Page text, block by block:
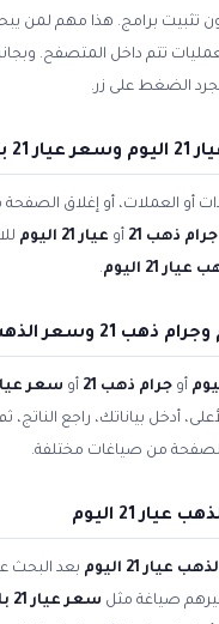
تثبيت برامج. هذا مهم لمن
تتم داخل المتصفح.
الضغط على زر.
أو العملات، أو إغلاق
ذهب 21 أو عيار 21 اليوم
21 اليوم .
أو جرام ذهب 21 أو سعر عيار 21
أدخل بياناتك، راجع
من صياغات مختلفة.
21 اليوم
عيار 21 اليوم بعد البحث
صياغة مثل سعر عيار 21 بالجنيه